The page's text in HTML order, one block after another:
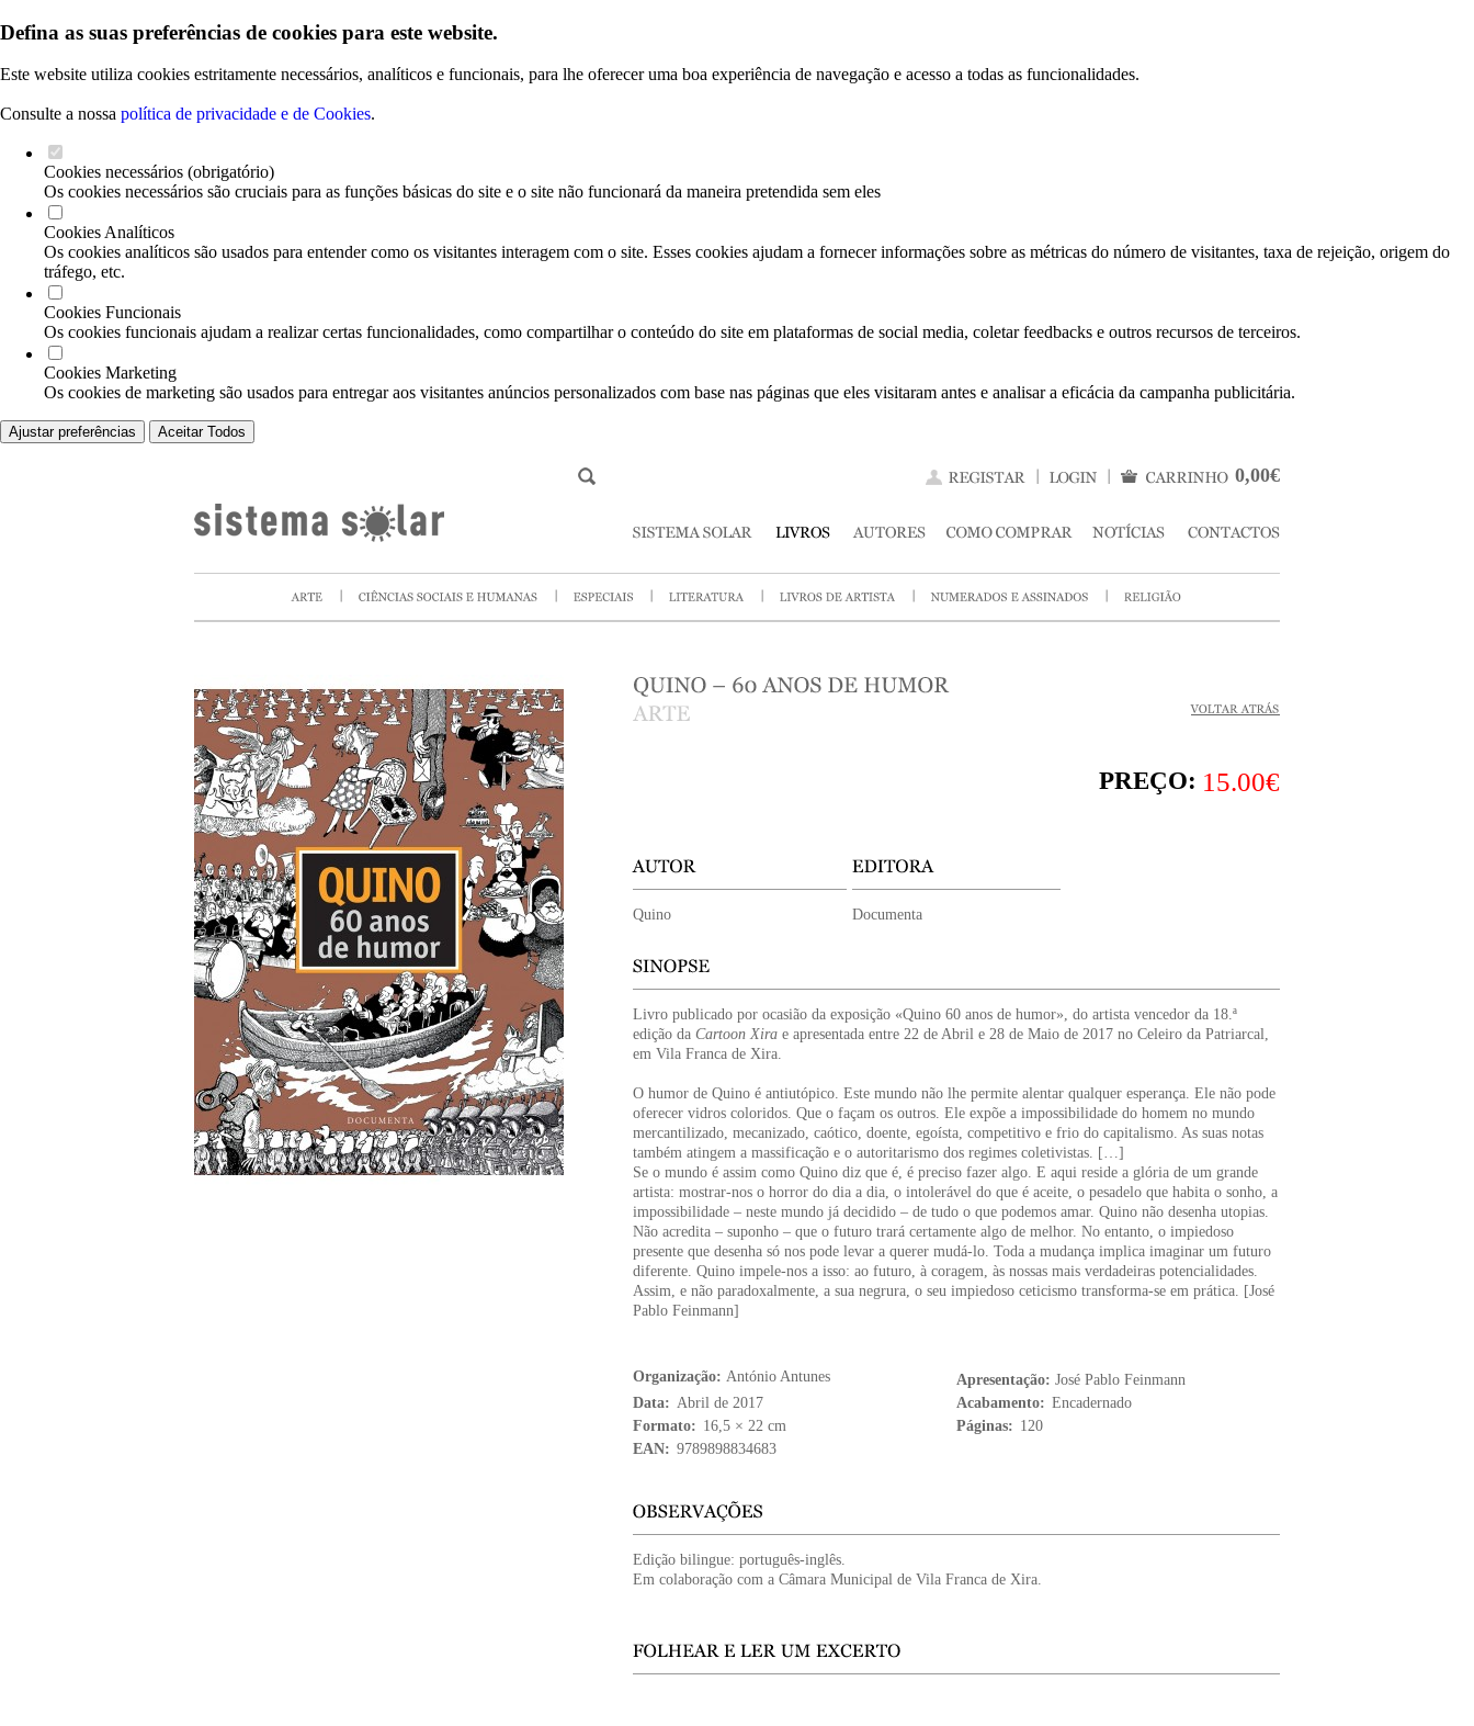
Defina as suas preferências de cookies para este website.
Este website utiliza cookies estritamente necessários, analíticos e funcionais, para lhe oferecer uma boa experiência de navegação e acesso a todas as funcionalidades.
Consulte a nossa política de privacidade e de Cookies.
Cookies necessários (obrigatório)
Os cookies necessários são cruciais para as funções básicas do site e o site não funcionará da maneira pretendida sem eles
Cookies Analíticos
Os cookies analíticos são usados para entender como os visitantes interagem com o site. Esses cookies ajudam a fornecer informações sobre as métricas do número de visitantes, taxa de rejeição, origem do
tráfego, etc.
Cookies Funcionais
Os cookies funcionais ajudam a realizar certas funcionalidades, como compartilhar o conteúdo do site em plataformas de social media, coletar feedbacks e outros recursos de terceiros.
Cookies Marketing
Os cookies de marketing são usados para entregar aos visitantes anúncios personalizados com base nas páginas que eles visitaram antes e analisar a eficácia da campanha publicitária.
Ajustar preferências Aceitar Todos
0,00€
PREÇO: 15.00€
Quino Documenta
Livro publicado por ocasião da exposição «Quino 60 anos de humor», do artista vencedor da 18.ª
edição da Cartoon Xira e apresentada entre 22 de Abril e 28 de Maio de 2017 no Celeiro da Patriarcal,
em Vila Franca de Xira.
O humor de Quino é antiutópico. Este mundo não lhe permite alentar qualquer esperança. Ele não pode
oferecer vidros coloridos. Que o façam os outros. Ele expõe a impossibilidade do homem no mundo
mercantilizado, mecanizado, caótico, doente, egoísta, competitivo e frio do capitalismo. As suas notas
também atingem a massificação e o autoritarismo dos regimes coletivistas. […]
Se o mundo é assim como Quino diz que é, é preciso fazer algo. E aqui reside a glória de um grande
artista: mostrar-nos o horror do dia a dia, o intolerável do que é aceite, o pesadelo que habita o sonho, a
impossibilidade – neste mundo já decidido – de tudo o que podemos amar. Quino não desenha utopias.
Não acredita – suponho – que o futuro trará certamente algo de melhor. No entanto, o impiedoso
presente que desenha só nos pode levar a querer mudá-lo. Toda a mudança implica imaginar um futuro
diferente. Quino impele-nos a isso: ao futuro, à coragem, às nossas mais verdadeiras potencialidades.
Assim, e não paradoxalmente, a sua negrura, o seu impiedoso ceticismo transforma-se em prática. [José
Pablo Feinmann]
Organização: António Antunes Apresentação: José Pablo Feinmann
Data: Abril de 2017 Acabamento: Encadernado
Formato: 16,5 × 22 cm Páginas: 120
EAN: 9789898834683
Edição bilingue: português-inglês.
Em colaboração com a Câmara Municipal de Vila Franca de Xira.